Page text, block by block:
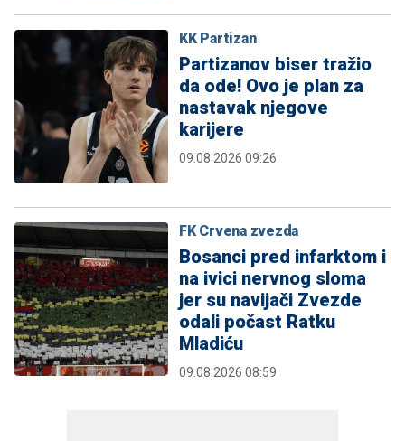
KK Partizan
Partizanov biser tražio
da ode! Ovo je plan za
nastavak njegove
karijere
09.08.2026 09:26
FK Crvena zvezda
Bosanci pred infarktom i
na ivici nervnog sloma
jer su navijači Zvezde
odali počast Ratku
Mladiću
09.08.2026 08:59